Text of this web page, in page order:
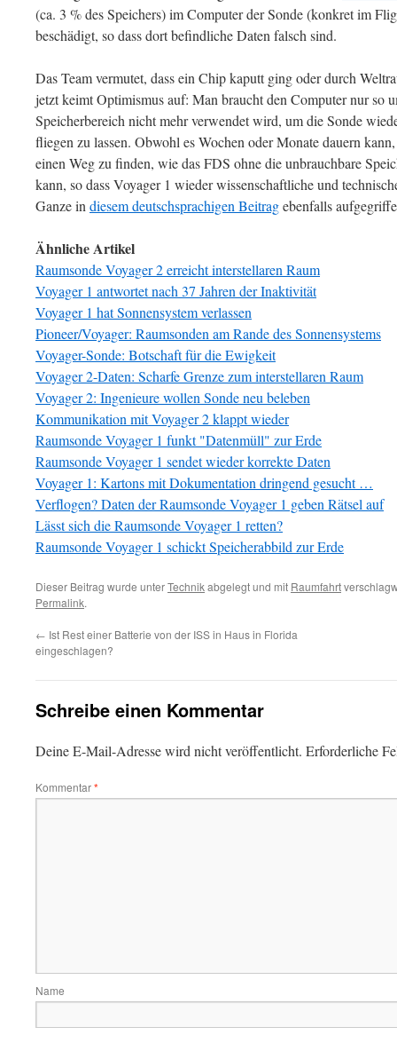
(ca. 3 % des Speichers) im Computer der Sonde (konkret im
beschädigt, so dass dort befindliche Daten falsch sind.
Das Team vermutet, dass ein Chip kaputt ging oder durch
jetzt keimt Optimismus auf: Man braucht den Computer nur so
Speicherbereich nicht mehr verwendet wird, um die Sonde
fliegen zu lassen. Obwohl es Wochen oder Monate dauern
einen Weg zu finden, wie das FDS ohne die unbrauchbare
kann, so dass Voyager 1 wieder wissenschaftliche und
Ganze in diesem deutschsprachigen Beitragebenfalls
Ähnliche Artikel
Raumsonde Voyager 2 erreicht interstellaren Raum
Voyager 1 antwortet nach 37 Jahren der Inaktivität
Voyager 1 hat Sonnensystem verlassen
Pioneer/Voyager: Raumsonden am Rande des Sonnensystems
Voyager-Sonde: Botschaft für die Ewigkeit
Voyager 2-Daten: Scharfe Grenze zum interstellaren Raum
Voyager 2: Ingenieure wollen Sonde neu beleben
Kommunikation mit Voyager 2 klappt wieder
Raumsonde Voyager 1 funkt "Datenmüll" zur Erde
Raumsonde Voyager 1 sendet wieder korrekte Daten
Voyager 1: Kartons mit Dokumentation dringend gesucht …
Verflogen? Daten der Raumsonde Voyager 1 geben Rätsel auf
Lässt sich die Raumsonde Voyager 1 retten?
Raumsonde Voyager 1 schickt Speicherabbild zur Erde
Dieser Beitrag wurde unterTechnikabgelegt und mit Raumfahrt
Permalink.
← Ist Rest einer Batterie von der ISS in Haus in Florida
eingeschlagen?
Schreibe einen Kommentar
Deine E-Mail-Adresse wird nicht veröffentlicht. Erforderliche
Kommentar*
Name